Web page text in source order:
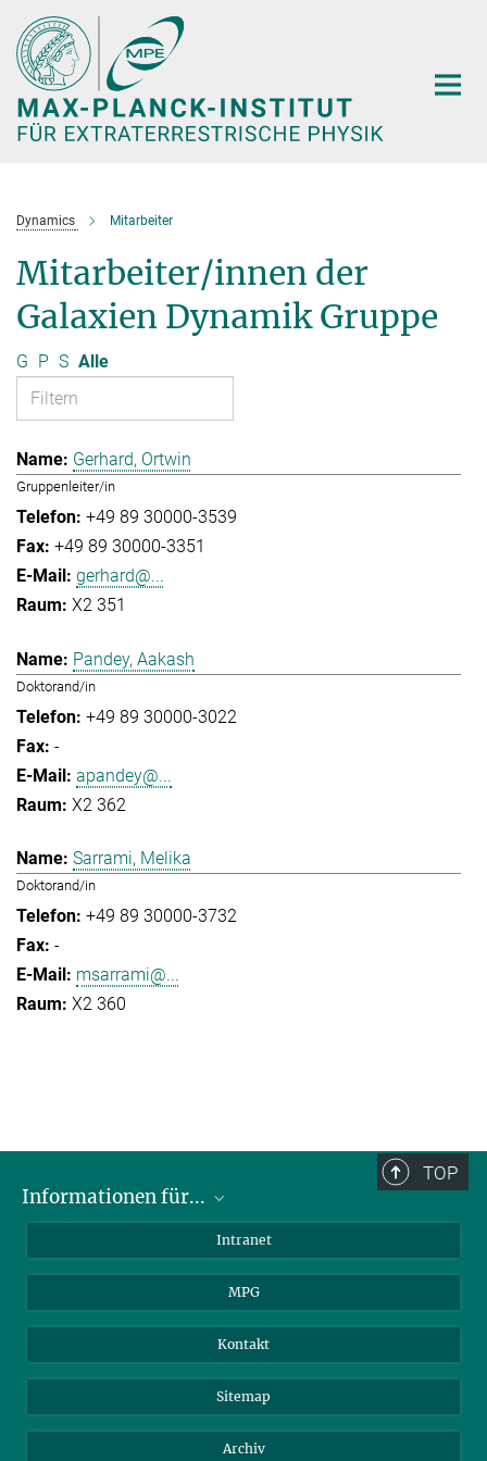
Hauptinhalt
Dynamics Mitarbeiter
Mitarbeiter/innen der
Galaxien Dynamik Gruppe
G P S Alle
Gerhard, Ortwin
Gruppenleiter/in
+49 89 30000-3539
+49 89 30000-3351
gerhard@...
X2 351
Pandey, Aakash
Doktorand/in
+49 89 30000-3022
-
apandey@...
X2 362
Sarrami, Melika
Doktorand/in
+49 89 30000-3732
-
msarrami@...
X2 360
TOP
Informationen für...
Studenten
Journalisten
Intranet
MPG
Kontakt
Sitemap
Archiv